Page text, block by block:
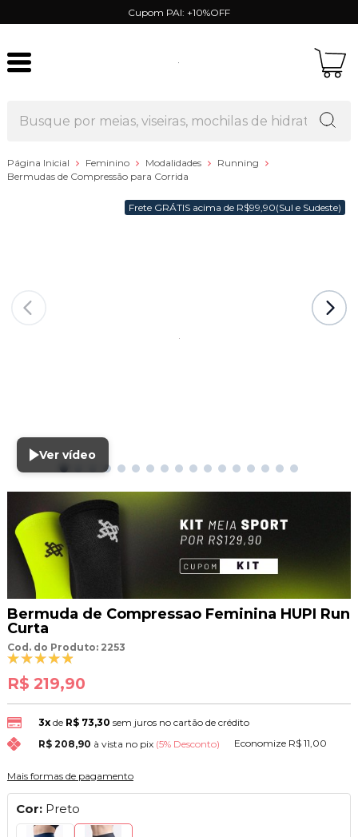
Cupom PAI: +10%OFF
Página Inicial Feminino Modalidades
Running
Bermudas de Compressão para Corrida
Frete GRÁTIS acima de R$99,90(Sul e Sudeste)
Ver vídeo
Bermuda de Compressao Feminina HUPI Run
Curta
Cod. do Produto: 2253
R$ 219,90
3xde R$ 73,30 sem juros no cartão de crédito
R$ 208,90 à vista no pix (5% Desconto) Economize R$ 11,00
Mais formas de pagamento
Cor: Preto